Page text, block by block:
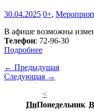
30.04.2025 0+,
В афише возможны
Телефон: 72-96-30
Подробнее
← Предыдущая
Следующая →
<
ПнПонедельник